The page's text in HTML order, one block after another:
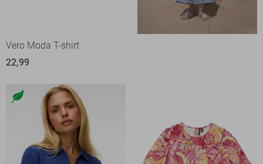
Vero Moda T-shirt
22,99